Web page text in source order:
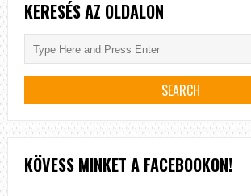
KERESÉS AZ OLDALON
KÖVESS MINKET A FACEBOOKON!